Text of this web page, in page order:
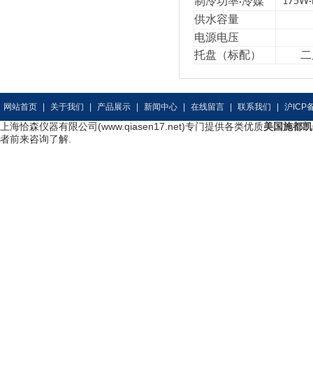
供水容量
电源电压
托盘（标配）
网站首页 关于我们 产品展示 新闻中心 在线留言 联系我们 沪ICP
上海恰森仪器有限公司(www.qiasen17.net)专门提供各类优质美国施都
者前来咨询了解.